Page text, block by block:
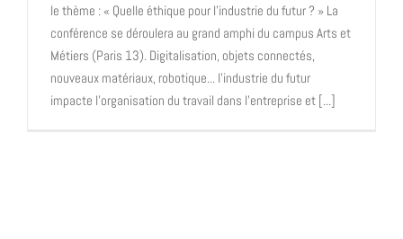
le thème : « Quelle éthique pour l’industrie du futur ? » La
conférence se déroulera au grand amphi du campus Arts et
Métiers (Paris 13). Digitalisation, objets connectés,
nouveaux matériaux, robotique... l'industrie du futur
impacte l'organisation du travail dans l'entreprise et [...]